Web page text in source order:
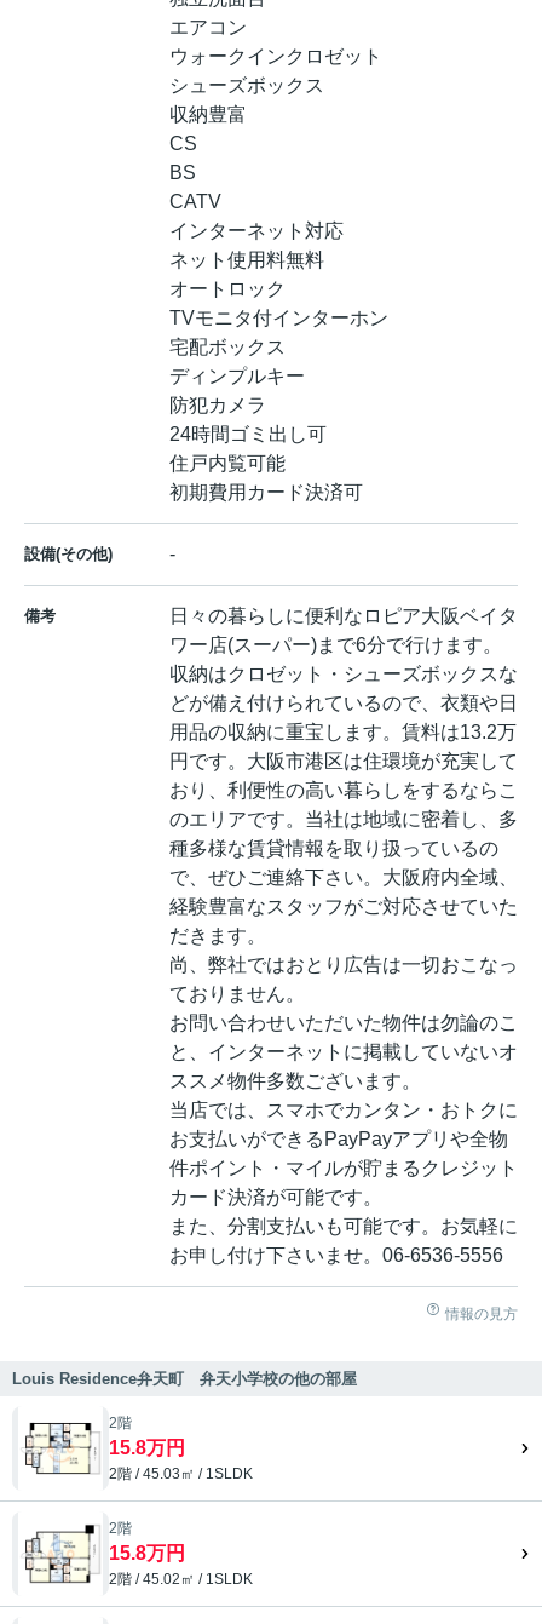
エアコン
ウォークインクロゼット
シューズボックス
収納豊富
CS
BS
CATV
インターネット対応
ネット使用料無料
オートロック
TVモニタ付インターホン
宅配ボックス
ディンプルキー
防犯カメラ
24時間ゴミ出し可
住戸内覧可能
初期費用カード決済可
設備(その他) -
備考
日々の暮らしに便利なロピア大阪ベイタ
ワー店(スーパー)まで6分で行けます。
収納はクロゼット・シューズボックスな
どが備え付けられているので、衣類や日
用品の収納に重宝します。賃料は13.2万
円です。大阪市港区は住環境が充実して
おり、利便性の高い暮らしをするならこ
のエリアです。当社は地域に密着し、多
種多様な賃貸情報を取り扱っているの
で、ぜひご連絡下さい。大阪府内全域、
経験豊富なスタッフがご対応させていた
だきます。
尚、弊社ではおとり広告は一切おこなっ
ておりません。
お問い合わせいただいた物件は勿論のこ
と、インターネットに掲載していないオ
ススメ物件多数ございます。
当店では、スマホでカンタン・おトクに
お支払いができるPayPayアプリや全物
件ポイント・マイルが貯まるクレジット
カード決済が可能です。
また、分割支払いも可能です。お気軽に
お申し付け下さいませ。06-6536-5556
情報の見方
Louis Residence弁天町 弁天小学校の他の部屋
2階
15.8万円
2階 / 45.03㎡ / 1SLDK
2階
15.8万円
2階 / 45.02㎡ / 1SLDK